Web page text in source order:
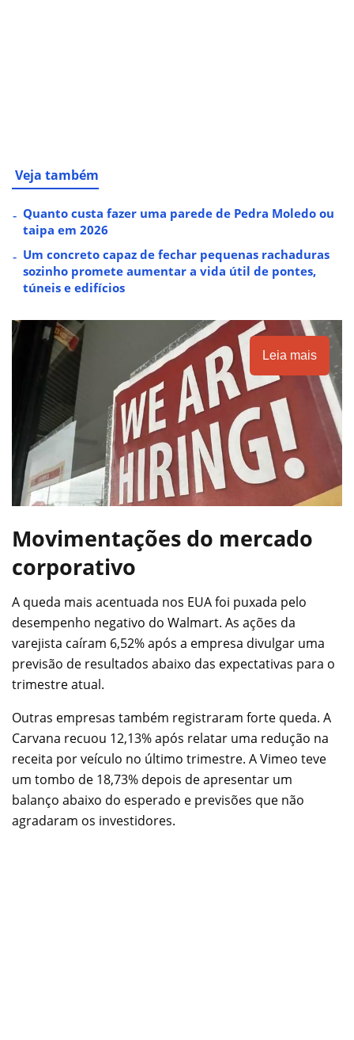
Veja também
Quanto custa fazer uma parede de Pedra Moledo ou
taipa em 2026
Um concreto capaz de fechar pequenas rachaduras
sozinho promete aumentar a vida útil de pontes,
túneis e edifícios
Leia mais
Movimentações do mercado
corporativo
A queda mais acentuada nos EUA foi puxada pelo
desempenho negativo do Walmart. As ações da
varejista caíram 6,52% após a empresa divulgar uma
previsão de resultados abaixo das expectativas para o
trimestre atual.
Outras empresas também registraram forte queda. A
Carvana recuou 12,13% após relatar uma redução na
receita por veículo no último trimestre. A Vimeo teve
um tombo de 18,73% depois de apresentar um
balanço abaixo do esperado e previsões que não
agradaram os investidores.